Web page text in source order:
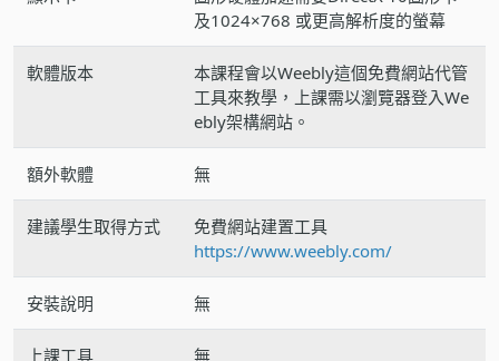
及1024×768 或更高解析度的螢幕
軟體版本
本課程會以Weebly這個免費網站代管
工具來教學，上課需以瀏覽器登入We
ebly架構網站。
額外軟體 無
建議學生取得方式
免費網站建置工具
https://www.weebly.com/
安裝說明 無
上課工具 無